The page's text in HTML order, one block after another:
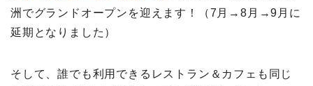
洲でグランドオープンを迎えます！（7月→8月→9月に
延期となりました）
そして、誰でも利用できるレストラン＆カフェも同じ